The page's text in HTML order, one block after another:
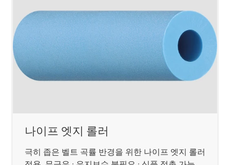
나이프 엣지 롤러
극히 좁은 벨트 곡률 반경을 위한 나이프 엣지 롤러